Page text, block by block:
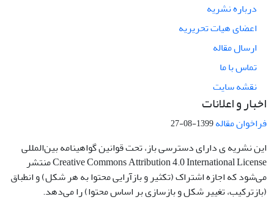
درباره نشریه
اعضای هیات تحریریه
ارسال مقاله
تماس با ما
نقشه سایت
اخبار و اعلانات
فراخوان مقاله1399-08-27
این نشریه ی دارای دسترسی باز، تحت قوانین گواهینامه بین‌المللی
Creative Commons Attribution 4.0 International License منتشر
می‌شود که اجازه اشتراک (تکثیر و بازآرایی محتوا به هر شکل) و انطباق
(بازترکیب، تغییر شکل و بازسازی بر اساس محتوا) را می‌دهد.